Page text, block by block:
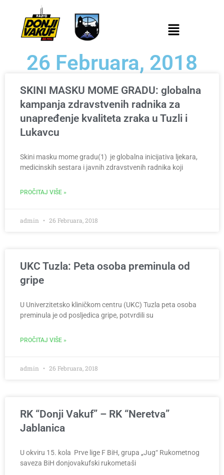
26 Februara, 2018
SKINI MASKU MOME GRADU: globalna
kampanja zdravstvenih radnika za
unapređenje kvaliteta zraka u Tuzli i
Lukavcu
Skini masku mome gradu(1) je globalna inicijativa ljekara,
medicinskih sestara i javnih zdravstvenih radnika koji
PROČITAJ VIŠE »
admin 26 Februara, 2018
UKC Tuzla: Peta osoba preminula od
gripe
U Univerzitetsko kliničkom centru (UKC) Tuzla peta osoba
preminula je od posljedica gripe, potvrdili su
PROČITAJ VIŠE »
admin 26 Februara, 2018
RK “Donji Vakuf” – RK “Neretva”
Jablanica
U okviru 15. kola Prve lige F BiH, grupa „Jug“ Rukometnog
saveza BiH donjovakufski rukometaši